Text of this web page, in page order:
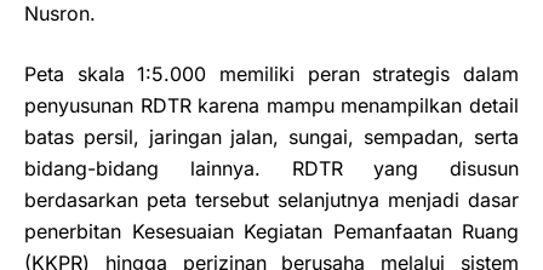
Nusron.
Peta skala 1:5.000 memiliki peran strategis dalam
penyusunan RDTR karena mampu menampilkan detail
batas persil, jaringan jalan, sungai, sempadan, serta
bidang-bidang lainnya. RDTR yang disusun
berdasarkan peta tersebut selanjutnya menjadi dasar
penerbitan Kesesuaian Kegiatan Pemanfaatan Ruang
(KKPR) hingga perizinan berusaha melalui sistem